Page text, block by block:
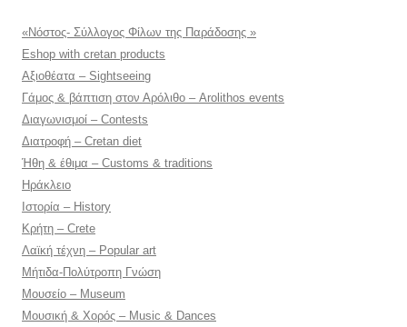
«Νόστος- Σύλλογος Φίλων της Παράδοσης »
Eshop with cretan products
Αξιοθέατα – Sightseeing
Γάμος & βάπτιση στον Αρόλιθο – Arolithos events
Διαγωνισμοί – Contests
Διατροφή – Cretan diet
Ήθη & έθιμα – Customs & traditions
Ηράκλειο
Ιστορία – History
Κρήτη – Crete
Λαϊκή τέχνη – Popular art
Μήτιδα-Πολύτροπη Γνώση
Μουσείο – Museum
Μουσική & Χορός – Music & Dances